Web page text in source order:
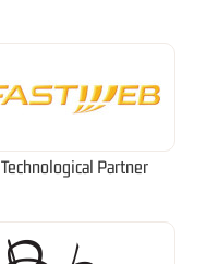
Technological Partner